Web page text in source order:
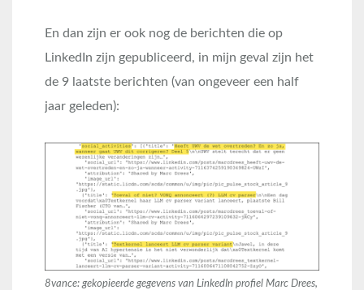
En dan zijn er ook nog de berichten die op
LinkedIn zijn gepubliceerd, in mijn geval zijn het
de 9 laatste berichten (van ongeveer een half
jaar geleden):
8vance: gekopieerde gegevens van LinkedIn profiel Marc Drees,